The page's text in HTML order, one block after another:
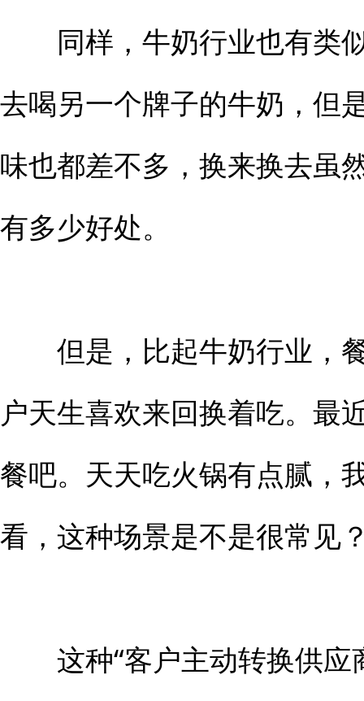
同样，牛奶行业也有类
去喝另一个牌子的牛奶，但
味也都差不多，换来换去虽
有多少好处。
但是，比起牛奶行业，
户天生喜欢来回换着吃。最
餐吧。天天吃火锅有点腻，
看，这种场景是不是很常见
这种“客户主动转换供应